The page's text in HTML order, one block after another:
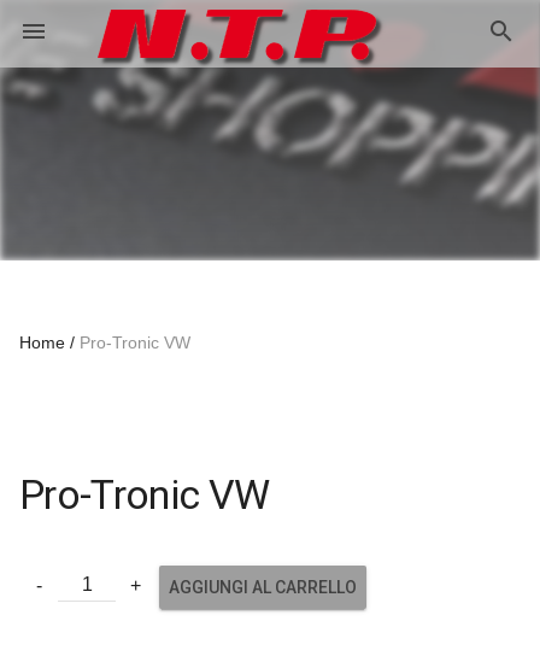
menu search
Home Pro-Tronic VW
Pro-Tronic VW
AGGIUNGI AL CARRELLO